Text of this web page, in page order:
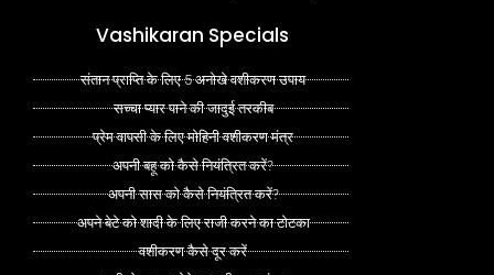
Vashikaran Specials
संतान प्राप्ति के लिए 5 अनोखे वशीकरण उपाय
सच्चा प्यार पाने की जादुई तरकीब
प्रेम वापसी के लिए मोहिनी वशीकरण मंत्र
अपनी बहू को कैसे नियंत्रित करें?
अपनी सास को कैसे नियंत्रित करें?
अपने बेटे को शादी के लिए राजी करने का टोटका
वशीकरण कैसे दूर करें